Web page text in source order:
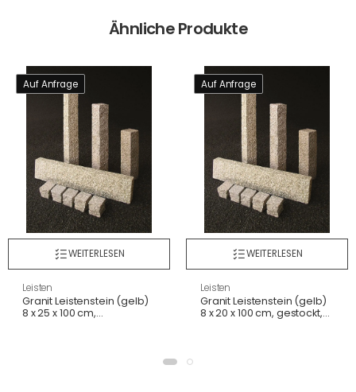
Ähnliche Produkte
Auf Anfrage
WEITERLESEN
Leisten
Granit Leistenstein (gelb)
8 x 25 x 100 cm,
Auf Anfrage
WEITERLESEN
Leisten
Granit Leistenstein (gelb)
8 x 20 x 100 cm, gestockt,